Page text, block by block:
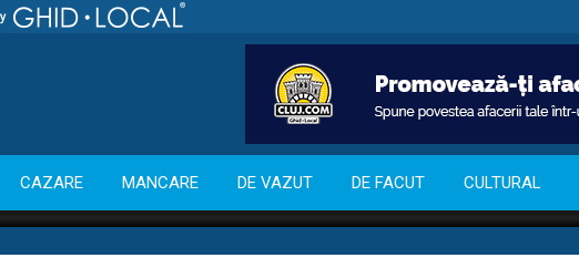
CAZARE MANCARE DE VAZUT DE FACUT CULTURAL